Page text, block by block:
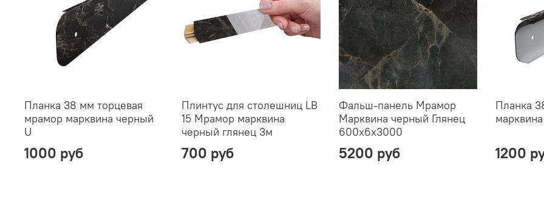
Планка 38 мм торцевая
мрамор марквина черный
U
1000 руб
Плинтус для столешниц LB
15 Мрамор марквина
черный глянец 3м
700 руб
Фальш-панель Мрамор
Марквина черный Глянец
600х6х3000
5200 руб
Планка
1200